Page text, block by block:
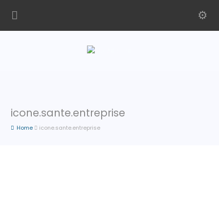
icone.sante.entreprise
Home icone.sante.entreprise